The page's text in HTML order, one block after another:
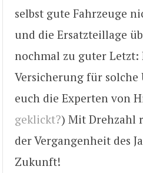
selbst gute Fahrzeuge
und die Ersatzteillage
nochmal zu guter Letzt:
Versicherung für solche
euch die Experten von
geklickt?) Mit Drehzahl
der Vergangenheit des
Zukunft!